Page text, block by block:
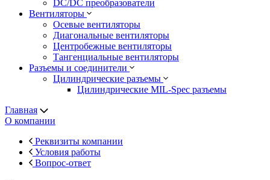
DC/DC преобразователи
Вентиляторы
Осевые вентиляторы
Диагональные вентиляторы
Центробежные вентиляторы
Тангенциальные вентиляторы
Разъемы и соединители
Цилиндрические разъемы
Цилиндрические MIL-Spec разъемы
Главная
О компании
Реквизиты компании
Условия работы
Вопрос-ответ